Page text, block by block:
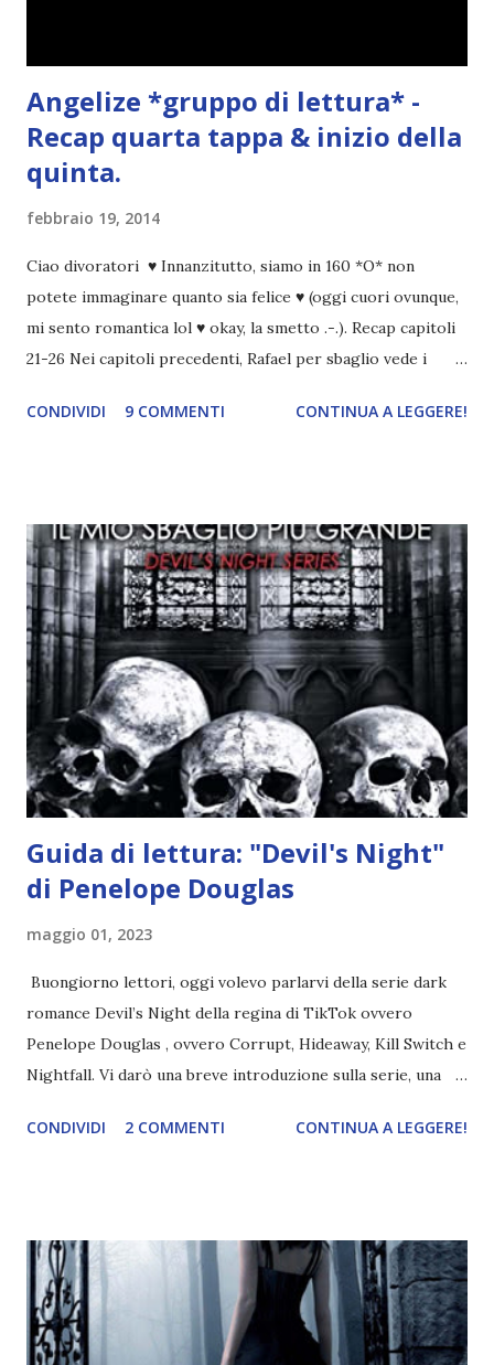
Angelize *gruppo di lettura* -
Recap quarta tappa & inizio della
quinta.
febbraio 19, 2014
Ciao divoratori ♥ Innanzitutto, siamo in 160 *O* non
potete immaginare quanto sia felice ♥ (oggi cuori ovunque,
mi sento romantica lol ♥ okay, la smetto .-.). Recap capitoli
21-26 Nei capitoli precedenti, Rafael per sbaglio vede i
incontrano e Hesediel mostra loro come combattere i puri.
angelo puro, Elemiah. Ma, a differenza di cosa pensano,
l'angelo non ha intenzione di fare una strage, piuttosto è lì
per avvertili che Mikael non è più "l'angelo puro" che
credono e che potrebbe aver ucciso altri mezzi angeli, tipo
Rafael. A quelle parole, Haniel seguito da altri ibridi, si reca
nell'appartamento, senza risultati. Infine cercano nella
chiesetta. Lì trovano Rafael alle prese con gli angeli puri,
ma questa volta ...
CONDIVIDI 9 COMMENTI CONTINUA A LEGGERE!
Guida di lettura: "Devil's Night"
di Penelope Douglas
maggio 01, 2023
Buongiorno lettori, oggi volevo parlarvi della serie dark
romance Devil’s Night della regina di TikTok ovvero
Penelope Douglas , ovvero Corrupt, Hideaway, Kill Switch e
Nightfall. Vi darò una breve introduzione sulla serie, una
e anche un breve commento sui libri singoli. I libri sono in
grande (Devil's Night 1#) Autrice : Penelope Douglas
Pagine: 448 Editore: Newton Compton Editori
Pubblicazione: 10 Gennaio 2023 Traduttore: Laura Lancini
Trama: “Si chiama Michael Crist. È il fratello maggiore del
CONDIVIDI 2 COMMENTI CONTINUA A LEGGERE!